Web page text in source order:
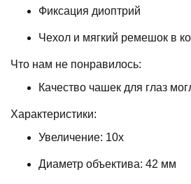
Фиксация диоптрий
Чехол и мягкий ремешок в
Что нам не понравилось:
Качество чашек для глаз
Характеристики:
Увеличение: 10x
Диаметр объектива: 42 мм